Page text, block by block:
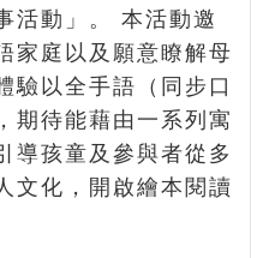
活動」。 本活動邀
家庭以及願意瞭解母
驗以全手語（同步口
期待能藉由一系列寓
導孩童及參與者從多
文化，開啟繪本閱讀